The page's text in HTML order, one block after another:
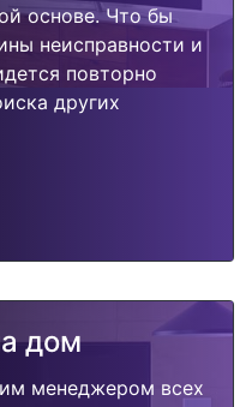
основе. Что бы
неисправности и
повторно
других
дом
менеджером всех